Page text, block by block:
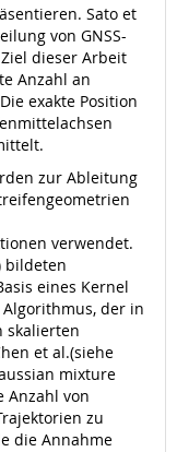
Sato et
von GNSS-
dieser Arbeit
Anzahl an
exakte Position
zur Ableitung
verwendet.
bildeten
eines Kernel
Algorithmus, der in
skalierten
et al.(siehe
mixture
Anzahl von
zu
die Annahme